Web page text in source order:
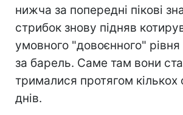
нижча за попередні пікові
стрибок знову підняв
умовного "довоєнного"
за барель. Саме там вони
трималися протягом кількох
днів.